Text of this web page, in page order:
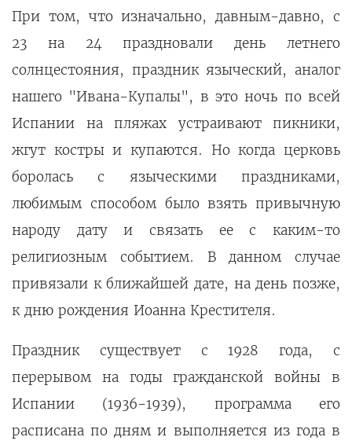
При том, что изначально, давным-давно, с
23 на 24 праздновали день летнего
солнцестояния, праздник языческий, аналог
нашего "Ивана-Купалы", в это ночь по всей
Испании на пляжах устраивают пикники,
жгут костры и купаются. Но когда церковь
боролась с языческими праздниками,
любимым способом было взять привычную
народу дату и связать ее с каким-то
религиозным событием. В данном случае
привязали к ближайшей дате, на день позже,
к дню рождения Иоанна Крестителя.
Праздник существует с 1928 года, с
перерывом на годы гражданской войны в
Испании (1936-1939), программа его
расписана по дням и выполняется из года в